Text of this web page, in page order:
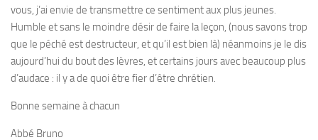
vous, j’ai envie de transmettre ce sentiment aux plus jeunes.
Humble et sans le moindre désir de faire la leçon, (nous savons trop
que le péché est destructeur, et qu’il est bien là) néanmoins je le dis
aujourd’hui du bout des lèvres, et certains jours avec beaucoup plus
d’audace : il y a de quoi être fier d’être chrétien.
Bonne semaine à chacun
Abbé Bruno